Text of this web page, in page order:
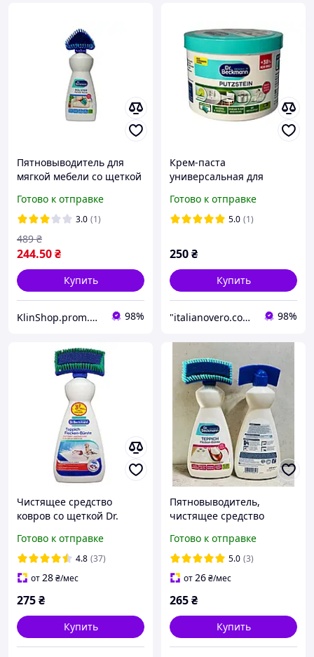
Пятновыводитель для
мягкой мебели со щеткой
Flecken-Bürste 400 мл
Готово к отправке
3.0 (1)
244.50₴
489 ₴
Купить
KlinShop.prom.ua - интернет магазин бытовой химии из Европы 98%
Крем-паста
универсальная для
поверхностей Dr.
Beckmann Putzstein 550
Готово к отправке
5.0 (1)
250₴
Купить
"italianovero.com.ua" - интернет-магазин продуктов и бытовой химии из Европы 98%
Чистящее средство
ковров со щеткой Dr.
Готово к отправке
4.8 (37)
от28₴/мес
275₴
Купить
Пятновыводитель,
чистящее средство
щеткой 650 мл
Готово к отправке
5.0 (3)
от26₴/мес
265₴
Купить